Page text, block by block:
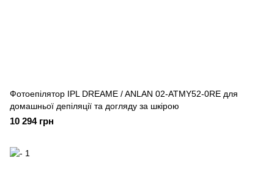
Фотоепілятор IPL DREAME / ANLAN 02-ATMY52-0RE для
домашньої депіляції та догляду за шкірою
10 294 грн